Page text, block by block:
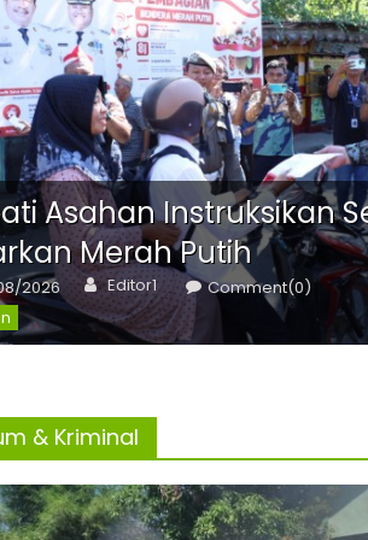
Asahan Instruksikan
Merah Putih
2026 Author
Editor1 Comment(0)
& Kriminal